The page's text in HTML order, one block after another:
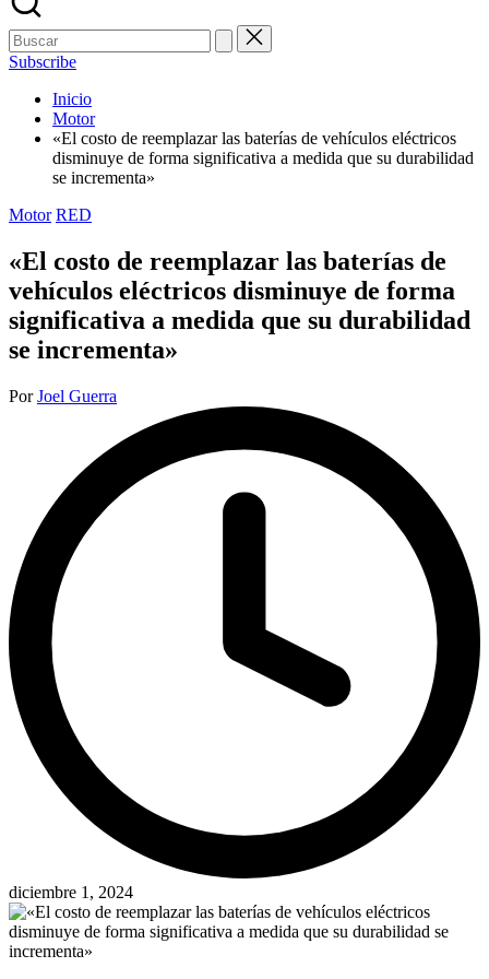
Buscar:
Subscribe
Inicio
Motor
«El costo de reemplazar las baterías de vehículos eléctricos
disminuye de forma significativa a medida que su durabilidad
se incrementa»
Publicada
Motor RED
«El costo de reemplazar las baterías de
vehículos eléctricos disminuye de forma
significativa a medida que su durabilidad
se incrementa»
Publicado
PorJoel Guerra
diciembre 1, 2024